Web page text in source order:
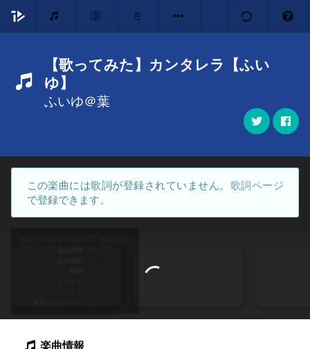
【歌ってみた】カンタレラ【ふい
ゆ】
ふいゆ＠葉
この楽曲には歌詞が登録されていません。 歌詞ページ
で登録できます。
楽曲情報